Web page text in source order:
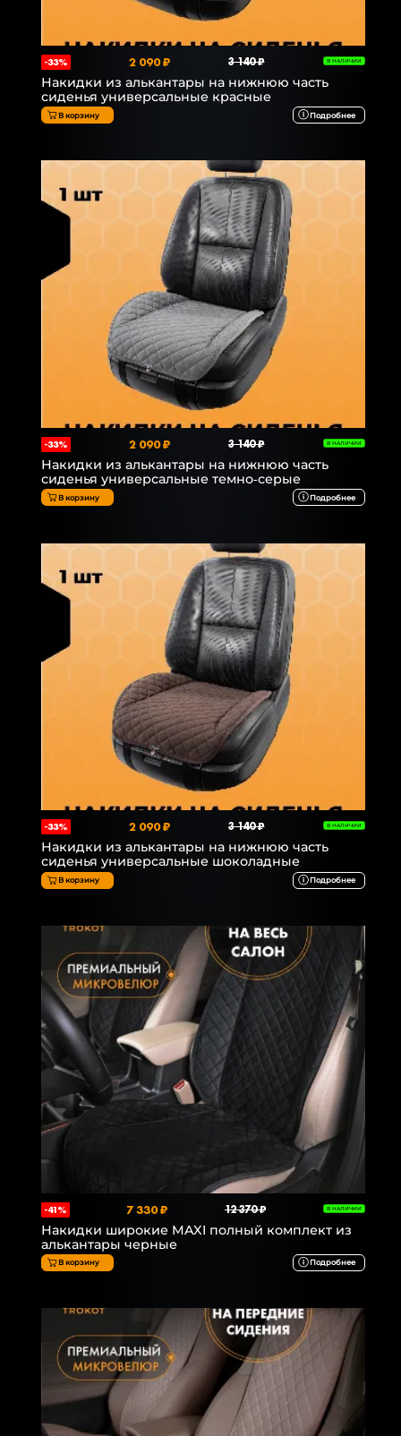
-33% 2 090 ₽ 3 140 ₽ В НАЛИЧИИ
Накидки из алькантары на нижнюю часть
сиденья универсальные красные
В корзину Подробнее
-33% 2 090 ₽ 3 140 ₽ В НАЛИЧИИ
Накидки из алькантары на нижнюю часть
сиденья универсальные темно-серые
В корзину Подробнее
-33% 2 090 ₽ 3 140 ₽ В НАЛИЧИИ
Накидки из алькантары на нижнюю часть
сиденья универсальные шоколадные
В корзину Подробнее
-41% 7 330 ₽ 12 370 ₽ В НАЛИЧИИ
Накидки широкие MAXI полный комплект из
алькантары черные
В корзину Подробнее